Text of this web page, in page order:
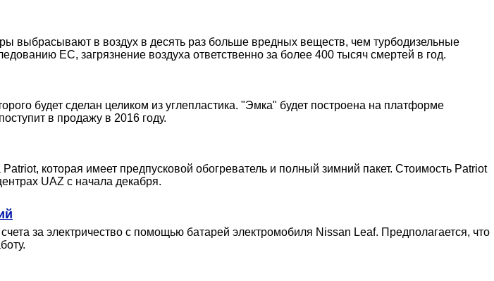
выбрасывают в воздух в десять раз больше вредных веществ, чем турбодизельные
ЕС, загрязнение воздуха ответственно за более 400 тысяч смертей в год.
будет сделан целиком из углепластика. "Эмка" будет построена на платформе
в продажу в 2016 году.
которая имеет предпусковой обогреватель и полный зимний пакет. Стоимость Patriot
UAZ с начала декабря.
за электричество с помощью батарей электромобиля Nissan Leaf. Предполагается, что